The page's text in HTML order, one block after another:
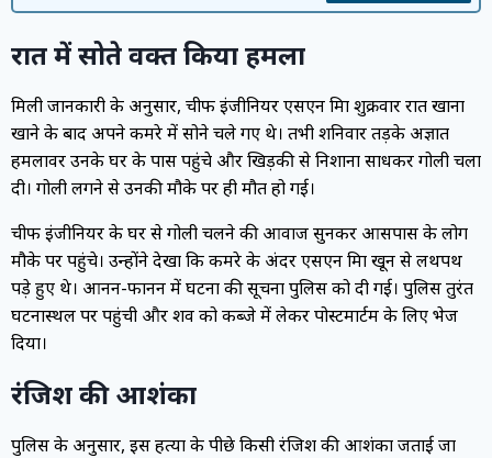
रात में सोते वक्त किया हमला
मिली जानकारी के अनुसार, चीफ इंजीनियर एसएन मिश्रा शुक्रवार रात खाना
खाने के बाद अपने कमरे में सोने चले गए थे। तभी शनिवार तड़के अज्ञात
हमलावर उनके घर के पास पहुंचे और खिड़की से निशाना साधकर गोली चला
दी। गोली लगने से उनकी मौके पर ही मौत हो गई।
चीफ इंजीनियर के घर से गोली चलने की आवाज सुनकर आसपास के लोग
मौके पर पहुंचे। उन्होंने देखा कि कमरे के अंदर एसएन मिश्रा खून से लथपथ
पड़े हुए थे। आनन-फानन में घटना की सूचना पुलिस को दी गई। पुलिस तुरंत
घटनास्थल पर पहुंची और शव को कब्जे में लेकर पोस्टमार्टम के लिए भेज
दिया।
रंजिश की आशंका
पुलिस के अनुसार, इस हत्या के पीछे किसी रंजिश की आशंका जताई जा